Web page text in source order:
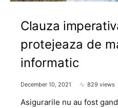
Clauza
protejeaza de
informatic
December 10, 2021 829 views
Asigurarile nu au fost